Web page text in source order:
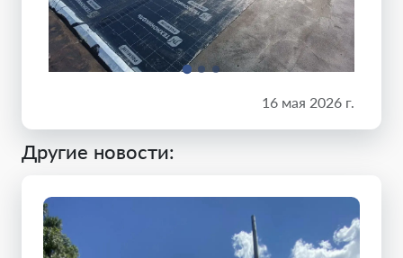
16 мая 2026 г.
Другие новости: